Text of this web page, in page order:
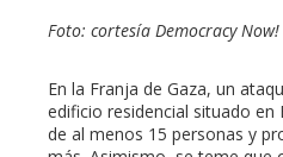
Foto: cortesía Democracy Now!
En la Franja de Gaza, un
edificio residencial situado en
de al menos 15 personas y